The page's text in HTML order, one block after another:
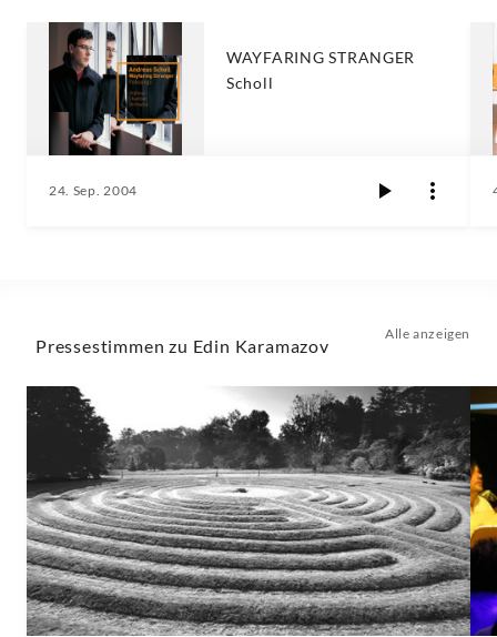
WAYFARING STRANGER
Scholl
24. Sep. 2004
Pressestimmen zu Edin Karamazov
Alle anzeigen